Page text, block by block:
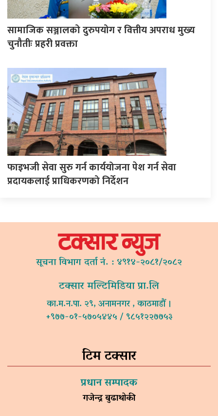
सामाजिक सञ्जालको दुरुपयोग र वित्तीय अपराध मुख्य
चुनौतीः प्रहरी प्रवक्ता
फाइभजी सेवा सुरु गर्न कार्ययोजना पेश गर्न सेवा
प्रदायकलाई प्राधिकरणको निर्देशन
सूचना विभाग दर्ता नं. : ४९१४-२०८१/२०८२
टक्सार मल्टिमिडिया प्रा.लि
का.म.न.पा. २९, अनामनगर , काठमाडौं ।
+९७७-०१-५७०५४४५ / ९८५१२२७७५३
टिम टक्सार
प्रधान सम्पादक
गजेन्द्र बुढाथोकी